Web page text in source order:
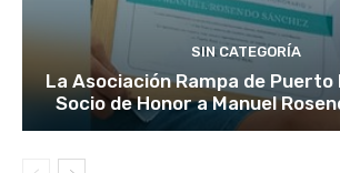
SIN CATEGORÍA
La Asociación Rampa de Puerto
Socio de Honor a Manuel